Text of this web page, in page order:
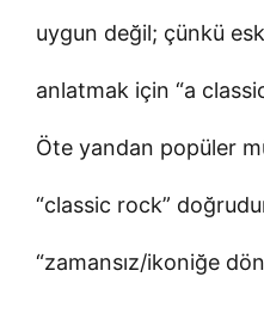
uygun değil; çünkü
anlatmak için “a
Öte yandan popüler
“classic rock”
“zamansız/ikoniğe